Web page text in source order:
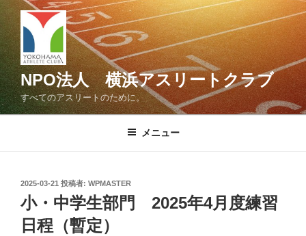
コ
ン
テ
ン
ツ
へ
ス
NPO法人 横浜アスリートクラブ
すべてのアスリートのために。
メニュー
投
日:
2025-03-21 投稿者: WPMASTER
小・中学生部門 2025年4月度練習
日程（暫定）